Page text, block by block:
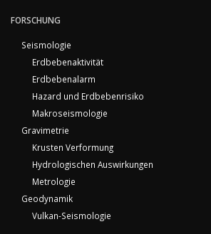
FORSCHUNG
Seismologie
Erdbebenaktivität
Erdbebenalarm
Hazard und Erdbebenrisiko
Makroseismologie
Gravimetrie
Krusten Verformung
Hydrologischen Auswirkungen
Metrologie
Geodynamik
Vulkan-Seismologie